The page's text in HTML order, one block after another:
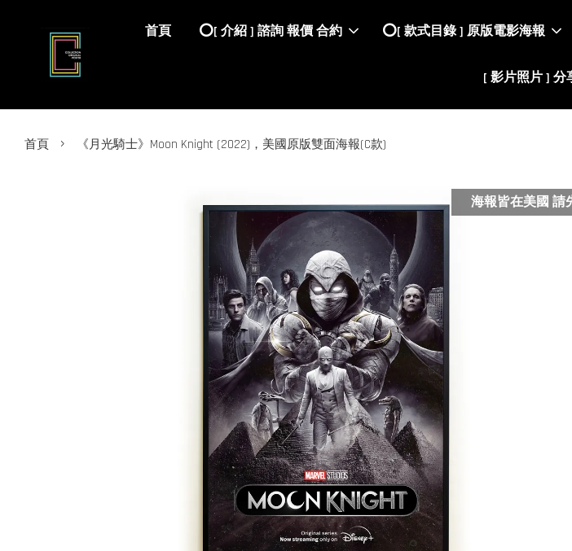
首頁 ⭕️[ 介紹 ] 諮詢 報價 合約 ⭕️[ 款式目錄 ] 原版電影海報
[ 影片照片 ] 分
首頁 › 《月光騎士》Moon Knight (2022)，美國原版雙面海報(C款)
海報皆在美國 請